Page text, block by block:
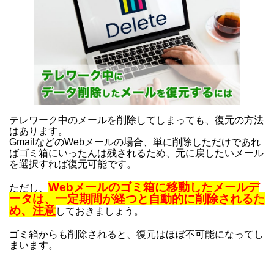
テレワーク中のメールを削除してしまっても、復元の方法
はあります。
GmailなどのWebメールの場合、単に削除しただけであれ
ばゴミ箱にいったんは残されるため、元に戻したいメール
を選択すれば復元可能です。
ただし、 Webメールのゴミ箱に移動したメールデ
ータは、一定期間が経つと自動的に削除されるた
め、注意しておきましょう。
ゴミ箱からも削除されると、復元はほぼ不可能になってし
まいます。